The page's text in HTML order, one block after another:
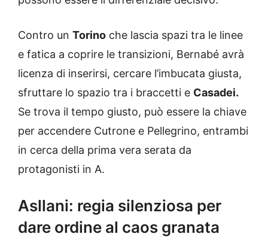
Contro un Torino che lascia spazi tra le linee
e fatica a coprire le transizioni, Bernabé avrà
licenza di inserirsi, cercare l’imbucata giusta,
sfruttare lo spazio tra i braccetti e Casadei.
Se trova il tempo giusto, può essere la chiave
per accendere Cutrone e Pellegrino, entrambi
in cerca della prima vera serata da
protagonisti in A.
Asllani: regia silenziosa per
dare ordine al caos granata